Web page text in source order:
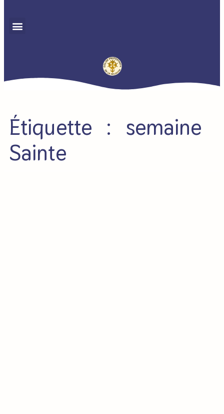
Étiquette : semaine
Sainte